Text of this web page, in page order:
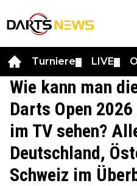
Turniere LIVE
Wie kann man
Darts Open
im TV sehen?
Deutschland,
Schweiz im